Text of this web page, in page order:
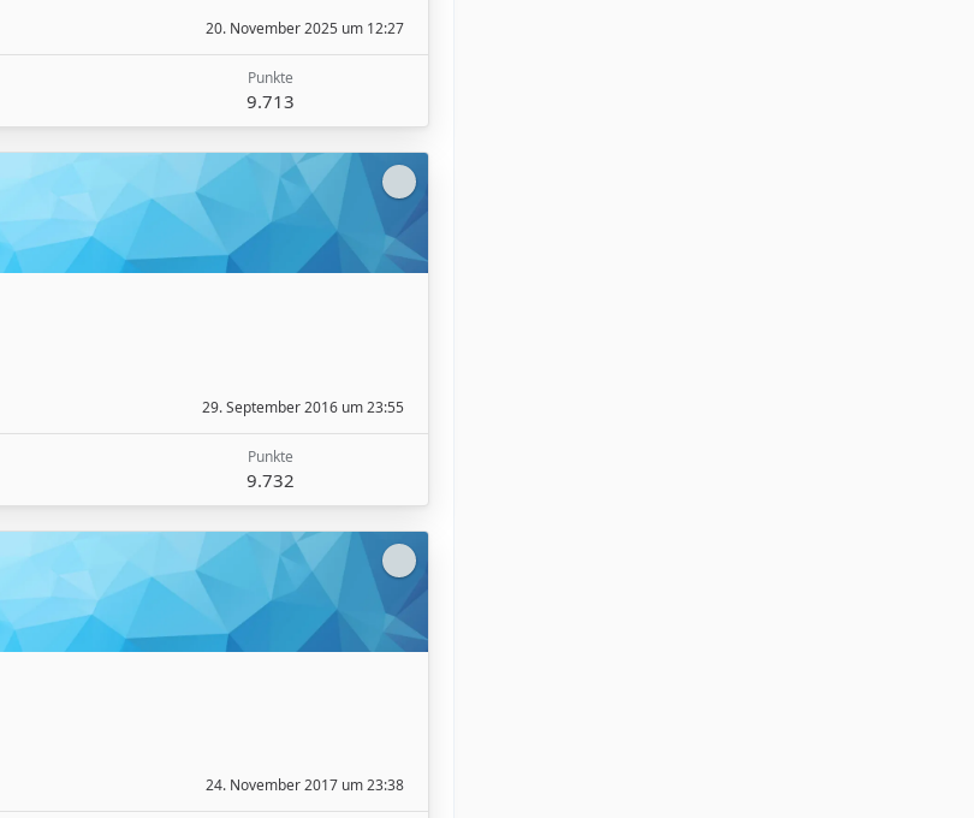
20. November 2025 um 12:27
Punkte
9.713
29. September 2016 um 23:55
Punkte
9.732
24. November 2017 um 23:38